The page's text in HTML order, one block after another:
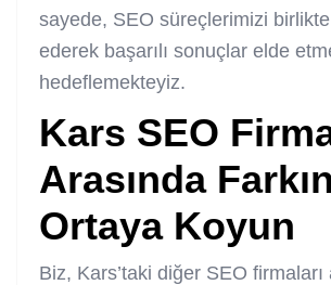
sayede, SEO süreçlerimizi
ederek başarılı sonuçlar elde
hedeflemekteyiz.
Kars SEO
Arasında
Ortaya Koyun
Biz, Kars’taki diğer SEO firmaları